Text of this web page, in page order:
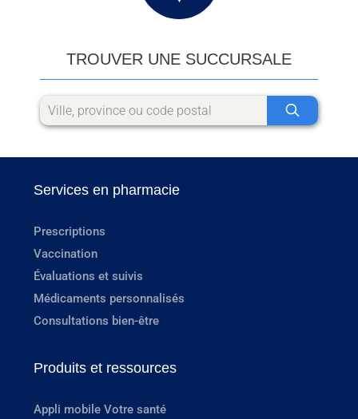
TROUVER UNE SUCCURSALE
Services en pharmacie
Prescriptions
Vaccination
Évaluations et suivis
Médicaments personnalisés
Consultations bien-être
Produits et ressources
Appli mobile Votre santé